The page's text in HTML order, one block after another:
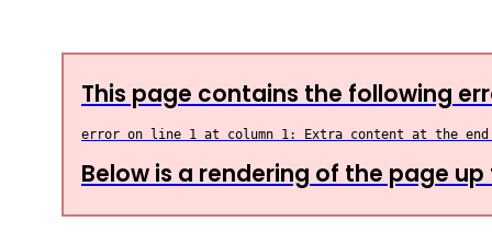
This page contains the following
Below is a rendering of the page